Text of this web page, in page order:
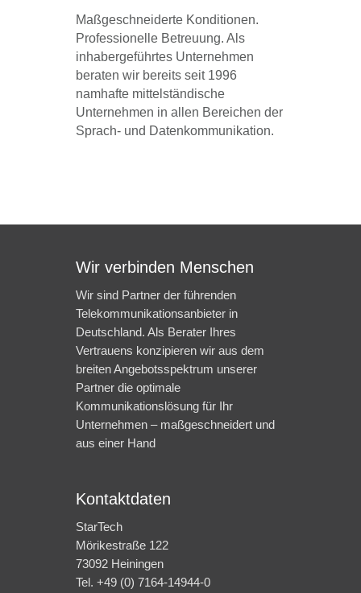
Maßgeschneiderte Konditionen.
Professionelle Betreuung. Als
inhabergeführtes Unternehmen
beraten wir bereits seit 1996
namhafte mittelständische
Unternehmen in allen Bereichen der
Sprach- und Datenkommunikation.
Wir verbinden Menschen
Wir sind Partner der führenden
Telekommunikationsanbieter in
Deutschland. Als Berater Ihres
Vertrauens konzipieren wir aus dem
breiten Angebotsspektrum unserer
Partner die optimale
Kommunikationslösung für Ihr
Unternehmen – maßgeschneidert und
aus einer Hand
Kontaktdaten
StarTech
Mörikestraße 122
73092 Heiningen
Tel. +49 (0) 7164-14944-0